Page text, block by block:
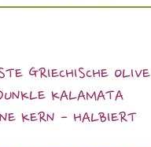
GRIECHISCHE OLIVE
KALAMATA
KERN - HALBIERT